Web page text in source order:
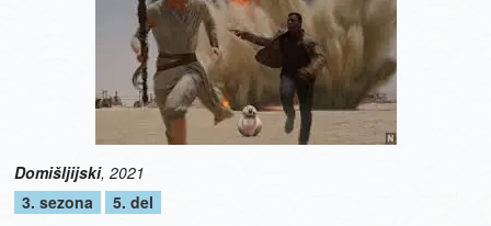
Seznam kanalov
Domišljijski,2021
3. sezona
5. del